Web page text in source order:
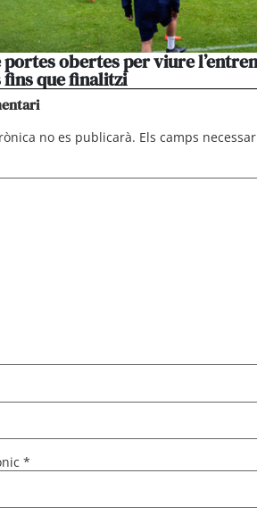
portes obertes per viure
fins que finalitzi
no es publicarà. Els camps
*